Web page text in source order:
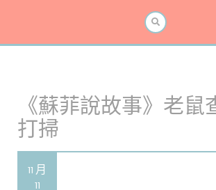
《蘇菲說故事》老鼠
打掃
11 月
11